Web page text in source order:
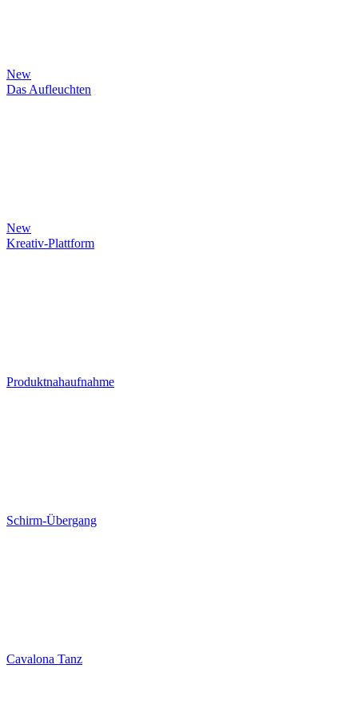
New
Das Aufleuchten
New
Kreativ-Plattform
Produktnahaufnahme
Schirm-Übergang
Cavalona Tanz